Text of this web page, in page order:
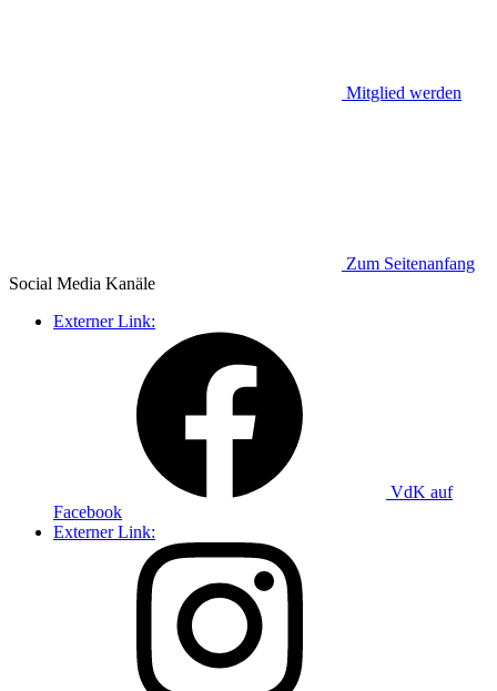
Mitglied werden
Zum Seitenanfang
Social Media Kanäle
Externer Link:
VdK auf
Facebook
Externer Link: